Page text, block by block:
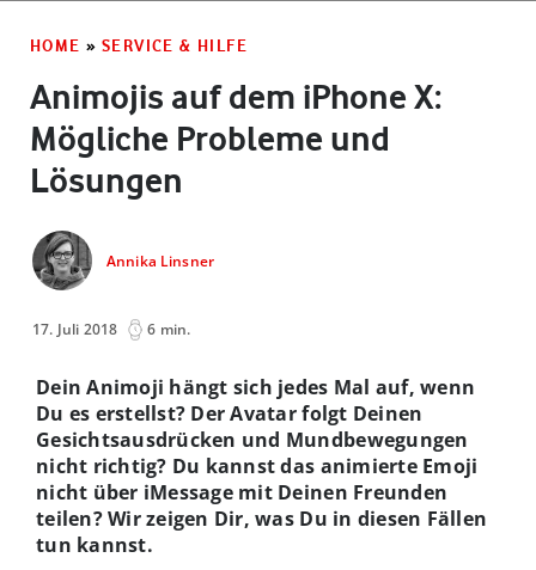
HOME » SERVICE & HILFE
Animojis auf dem iPhone X:
Mögliche Probleme und
Lösungen
Annika Linsner
17. Juli 2018 6 min.
Dein Animoji hängt sich jedes Mal auf, wenn
Du es erstellst? Der Avatar folgt Deinen
Gesichtsausdrücken und Mundbewegungen
nicht richtig? Du kannst das animierte Emoji
nicht über iMessage mit Deinen Freunden
teilen? Wir zeigen Dir, was Du in diesen Fällen
tun kannst.